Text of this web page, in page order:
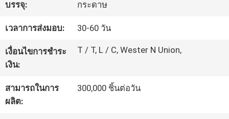
ควบคุม
คุณภาพ
ติดต่อ
เรา
บรรจุ:
กระดาษ
เวลาการส่งมอบ: 30-60 วัน
เงื่อนไขการชำระ
เงิน:
T / T, L / C, Wester N Union,
สามารถในการ
ผลิต:
300,000 ชิ้นต่อวัน